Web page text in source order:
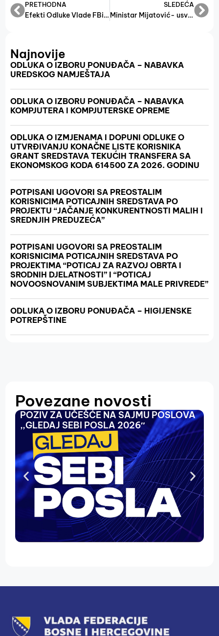
PRETHODNA
Efekti Odluke Vlade FBiH o minimalnoj plaći od 1.000,00 KM
SLEDEĆA
Ministar Mijatović- usvojen Nacrt zakona o društvenom preduzetništvu
Najnovije
ODLUKA O IZBORU PONUĐAČA – NABAVKA
UREDSKOG NAMJEŠTAJA
ODLUKA O IZBORU PONUĐAČA – NABAVKA
KOMPJUTERA I KOMPJUTERSKE OPREME
ODLUKA O IZMJENAMA I DOPUNI ODLUKE O
UTVRĐIVANJU KONAČNE LISTE KORISNIKA
GRANT SREDSTAVA TEKUĆIH TRANSFERA SA
EKONOMSKOG KODA 614500 ZA 2026. GODINU
POTPISANI UGOVORI SA PREOSTALIM
KORISNICIMA POTICAJNIH SREDSTAVA PO
PROJEKTU “JAČANJE KONKURENTNOSTI MALIH I
SREDNJIH PREDUZEĆA”
POTPISANI UGOVORI SA PREOSTALIM
KORISNICIMA POTICAJNIH SREDSTAVA PO
PROJEKTIMA “POTICAJ ZA RAZVOJ OBRTA I
SRODNIH DJELATNOSTI” I “POTICAJ
NOVOOSNOVANIM SUBJEKTIMA MALE PRIVREDE”
ODLUKA O IZBORU PONUĐAČA – HIGIJENSKE
POTREPŠTINE
Povezane novosti
POZIV ZA UČEŠĆE NA SAJMU POSLOVA
,,GLEDAJ SEBI POSLA 2026″